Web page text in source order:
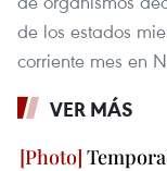
de los estados
corriente mes en
VER MÁS